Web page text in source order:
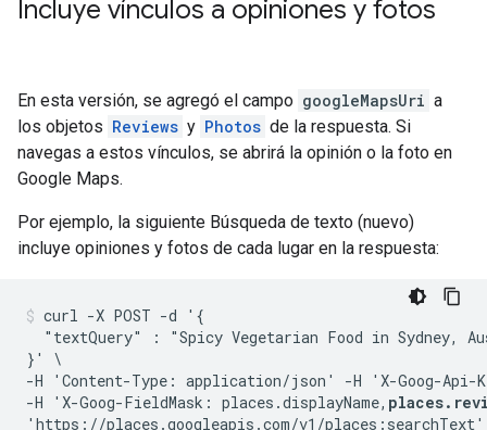
Incluye vínculos a opiniones y fotos
En esta versión, se agregó el campo googleMapsUri a
los objetos Reviews y Photos de la respuesta. Si
navegas a estos vínculos, se abrirá la opinión o la foto en
Google Maps.
Por ejemplo, la siguiente Búsqueda de texto (nuevo)
incluye opiniones y fotos de cada lugar en la respuesta:
curl -X POST -d '{
"textQuery" : "Spicy Vegetarian Food in Sydney,
}' \
-H 'Content-Type: application/json' -H 'X-Goog-Api-
-H 'X-Goog-FieldMask: places.displayName,